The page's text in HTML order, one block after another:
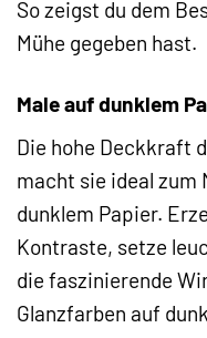
So zeigst du dem
Mühe gegeben hast.
Male auf dunklem
Die hohe Deckkraft
macht sie ideal zum
dunklem Papier.
Kontraste, setze
die faszinierende
Glanzfarben auf